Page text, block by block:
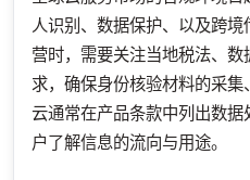
人识别、数据保护、以及跨
营时，需要关注当地税法、
求，确保身份核验材料的采
云通常在产品条款中列出数
户了解信息的流向与用途。